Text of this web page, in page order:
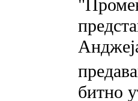
битно